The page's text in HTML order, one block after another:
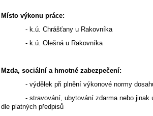
Místo výkonu práce:
- k.ú. Chrášťany u Rakovníka
- k.ú. Olešná u Rakovníka
Mzda, sociální a hmotné zabezpečení:
- výdělek při plnění výkonové normy
- stravování, ubytování zdarma nebo jinak
dle platných předpisů